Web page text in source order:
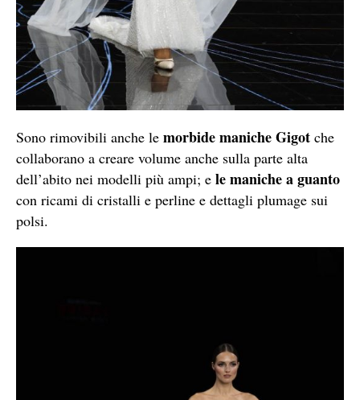
Sono rimovibili anche le morbide maniche Gigot che
collaborano a creare volume anche sulla parte alta
dell’abito nei modelli più ampi; e le maniche a guanto
con ricami di cristalli e perline e dettagli plumage sui
polsi.